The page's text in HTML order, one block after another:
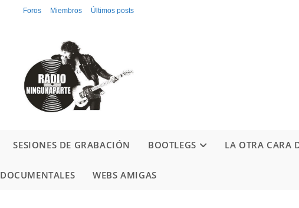
Foros Miembros Últimos posts
SESIONES DE GRABACIÓN BOOTLEGS LA OTRA CARA
DOCUMENTALES WEBS AMIGAS